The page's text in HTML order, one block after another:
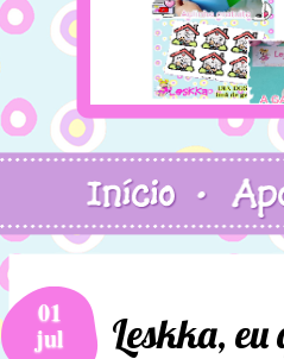
01
jul Leskka, eu